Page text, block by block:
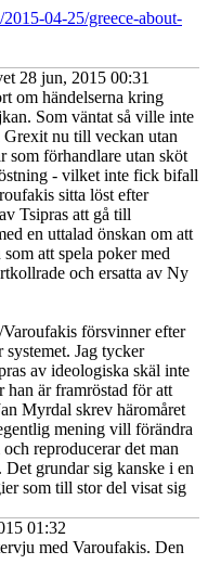
04-25/greece-about-
28 jun, 2015 00:31
om händelserna kring
Som väntat så ville inte
Grexit nu till veckan utan
som förhandlare utan sköt
- vilket inte fick bifall
sitta löst efter
Tsipras att gå till
en uttalad önskan om att
att spela poker med
och ersatta av Ny
försvinner efter
systemet. Jag tycker
av ideologiska skäl inte
är framröstad för att
Myrdal skrev häromåret
mening vill förändra
reproducerar det man
grundar sig kanske i en
som till stor del visat sig
01:32
med Varoufakis. Den